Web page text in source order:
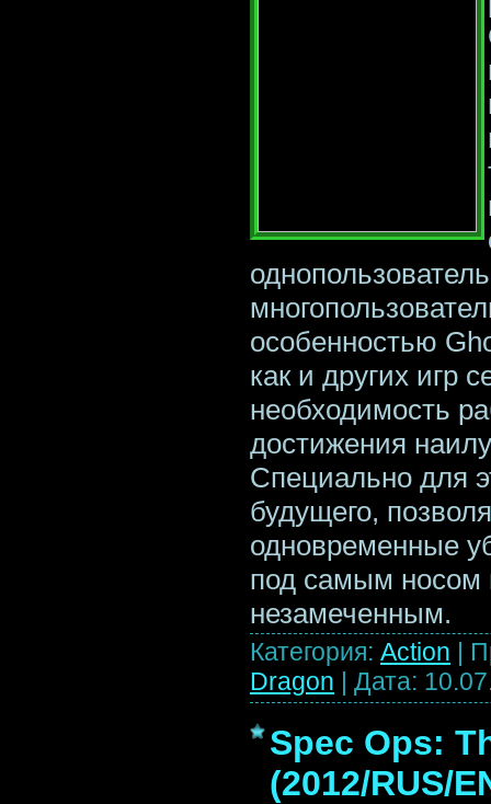
особенностью
как и других игр
необходимость
достижения
Специально для
будущего,
одновременные
под самым носом
незамеченным.
Категория: Action |
Dragon | Дата:
Spec Ops:
(2012/RUS/